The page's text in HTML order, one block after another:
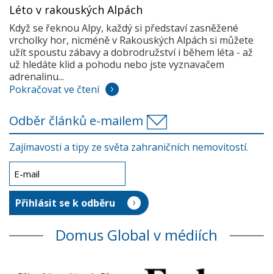
Léto v rakouských Alpách
Když se řeknou Alpy, každý si představí zasněžené
vrcholky hor, nicméně v Rakouských Alpách si můžete
užít spoustu zábavy a dobrodružství i během léta - až
už hledáte klid a pohodu nebo jste vyznavačem
adrenalinu...
Pokračovat ve čtení
Odběr článků e-mailem
Zajímavosti a tipy ze světa zahraničních nemovitostí.
Domus Global v médiích